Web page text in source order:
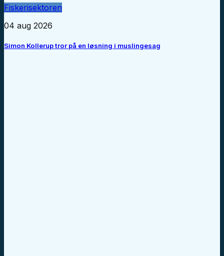
Fiskerisektoren
04 aug 2026
Simon Kollerup tror på en løsning i muslingesag